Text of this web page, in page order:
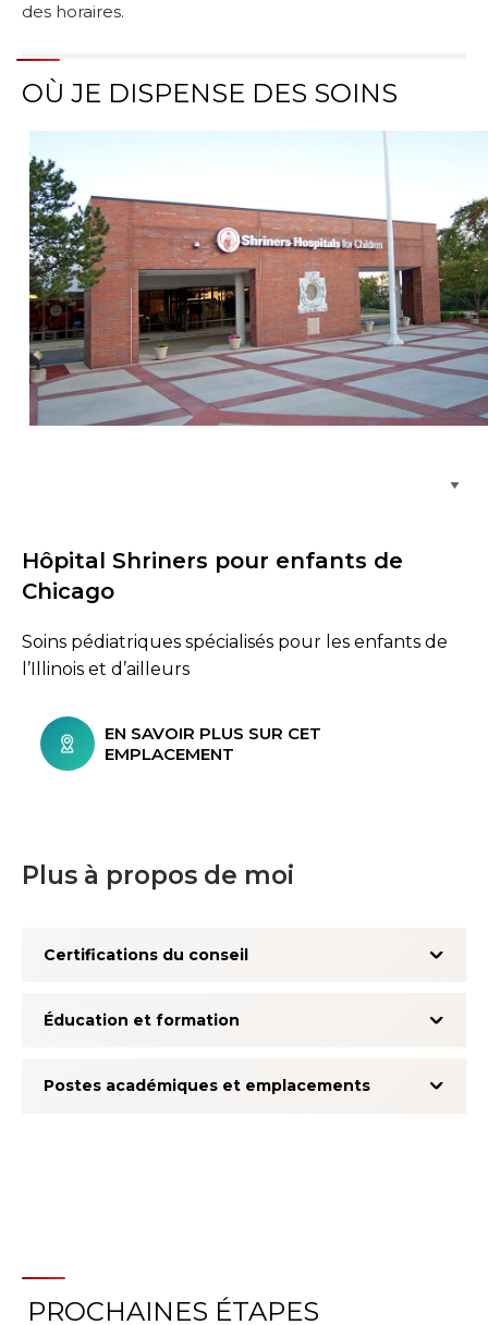
des horaires.
OÙ JE DISPENSE DES SOINS
Hôpital Shriners pour enfants de
Chicago
Soins pédiatriques spécialisés pour les enfants de
l’Illinois et d’ailleurs
EN SAVOIR PLUS SUR CET
EMPLACEMENT
Plus à propos de moi
Certifications du conseil
Éducation et formation
Postes académiques et emplacements
PROCHAINES ÉTAPES